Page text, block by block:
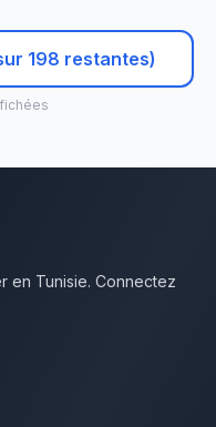
198 restantes)
en Tunisie. Connectez